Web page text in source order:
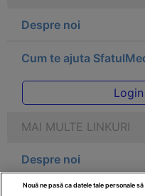
Despre noi
Cum te ajuta
MAI MULTE LINKURI
Despre noi
Legal
Nouă ne pasă ca datele tale personale